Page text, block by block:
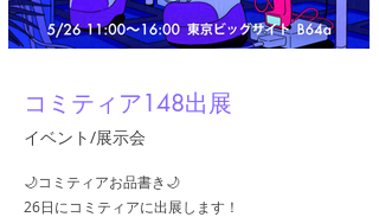
コミティア148出展
イベント/展示会
🌙コミティアお品書き🌙
26日にコミティアに出展します！